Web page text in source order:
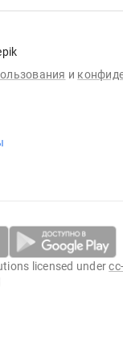
и
licensed under